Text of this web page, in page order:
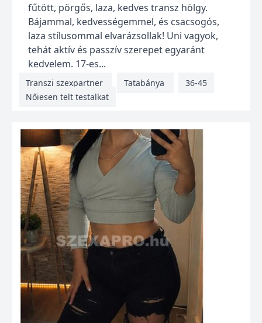
fűtött, pörgős, laza, kedves transz hölgy.
Bájammal, kedvességemmel, és csacsogós,
laza stílusommal elvarázsollak! Uni vagyok,
tehát aktív és passzív szerepet egyaránt
kedvelem. 17-es...
Transzi szexpartner Tatabánya
36-45
Nőiesen telt testalkat